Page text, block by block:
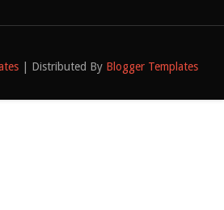
| Distributed By Blogger Templates